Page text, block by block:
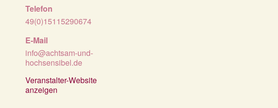
Telefon
49(0)15115290674
E-Mail
info@achtsam-und-
hochsensibel.de
Veranstalter-Website
anzeigen